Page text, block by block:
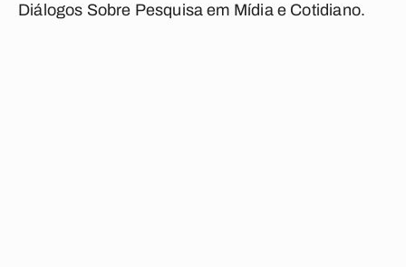
Diálogos Sobre Pesquisa em Mídia e Cotidiano.